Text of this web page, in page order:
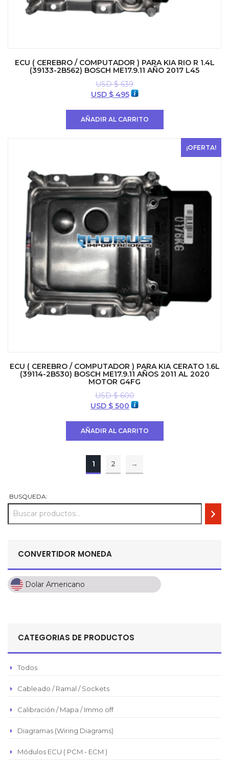
ECU ( CEREBRO / COMPUTADOR ) PARA KIA RIO R 1.4L
(39133-2B562) BOSCH ME17.9.11 AÑO 2017 L45
USD $639
El
era:
USD $495El
es:
AÑADIR AL CARRITO
¡OFERTA!
ECU ( CEREBRO / COMPUTADOR ) PARA KIA CERATO 1.6L
(39114-2B530) BOSCH ME17.9.11 AÑOS 2011 AL 2020
MOTOR G4FG
USD $600
El
era:
$ 600.
USD $ 500 El
es:
AÑADIR AL CARRITO
1 2 →
BUSQUEDA:
CONVERTIDOR MONEDA
Dolar Americano
Dolar Americano
Pesos Mexicanos
Euro
Real Brasilero
CATEGORIAS DE PRODUCTOS
Todos
Cableado / Ramal / Sockets
Calibración / Mapa / Immo off
Diagramas (Wiring Diagrams)
Módulos ECU ( PCM - ECM )